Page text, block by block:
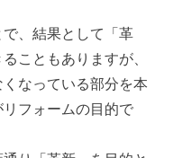
、結果として「革
こともありますが、
なっている部分を本
フォームの目的で